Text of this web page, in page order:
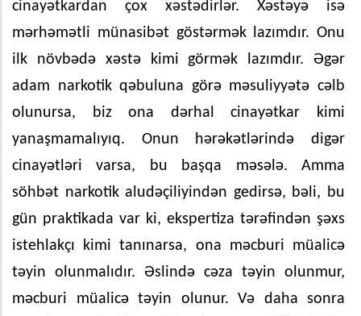
cinayətkardan çox xəstədirlər. Xəstəyə isə
mərhəmətli münasibət göstərmək lazımdır. Onu
ilk növbədə xəstə kimi görmək lazımdır. Əgər
adam narkotik qəbuluna görə məsuliyyətə cəlb
olunursa, biz ona dərhal cinayətkar kimi
yanaşmamalıyıq. Onun hərəkətlərində digər
cinayətləri varsa, bu başqa məsələ. Amma
söhbət narkotik aludəçiliyindən gedirsə, bəli, bu
gün praktikada var ki, ekspertiza tərəfindən şəxs
istehlakçı kimi tanınarsa, ona məcburi müalicə
təyin olunmalıdır. Əslində cəza təyin olunmur,
məcburi müalicə təyin olunur. Və daha sonra